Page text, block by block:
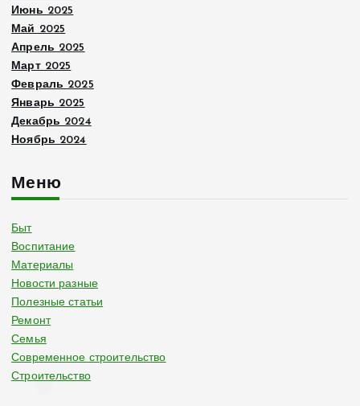
Июнь 2025
Май 2025
Апрель 2025
Март 2025
Февраль 2025
Январь 2025
Декабрь 2024
Ноябрь 2024
Меню
Быт
Воспитание
Материалы
Новости разные
Полезные статьи
Ремонт
Семья
Современное строительство
Строительство